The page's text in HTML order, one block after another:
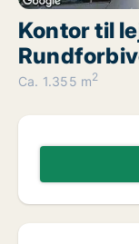
Kontor til
Ca. 1.355 m2